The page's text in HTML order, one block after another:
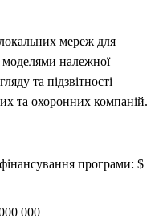
мереж для
належної
та підзвітності
та охоронних компаній.
програми: $
000